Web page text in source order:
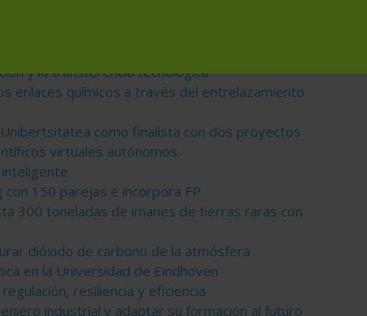
generación de especialistas
y busca una nueva generación de talento
industrial con IA
y la transferencia tecnológica
enlaces químicos a través del entrelazamiento
como finalista con dos proyectos
virtuales autónomos
150 parejas e incorpora FP
300 toneladas de imanes de tierras raras con
dióxido de carbono de la atmósfera
en la Universidad de Eindhoven
resiliencia y eficiencia
industrial y adaptar su formación al futuro